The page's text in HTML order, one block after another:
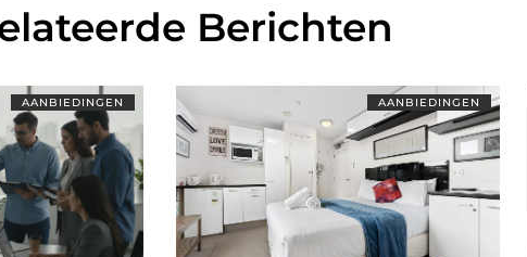
Berichten
AANBIEDINGEN AANBIEDINGEN